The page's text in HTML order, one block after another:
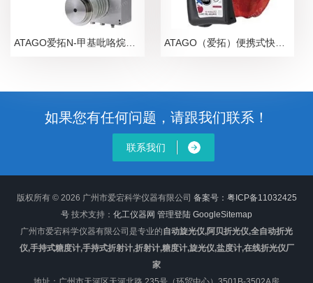
ATAGO（爱拓）便携式快速苹果无损糖度计
如果您有任何问题，请跟我们联系！
联系我们
版权所有 © 2026 广州市爱宕科学仪器有限公司 备案号：粤ICP备11032425
号 技术支持： 化工仪器网 管理登陆 GoogleSitemap
广州市爱宕科学仪器有限公司是专业的自动旋光仪,阿贝折光仪,全自动折光
仪,手持式糖度计,手持式折射计,折射计,糖度计,旋光仪,盐度计,在线折光仪厂
家